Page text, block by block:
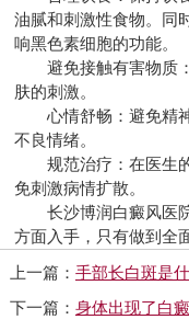
油腻和刺激性食物。同
响黑色素细胞的功能。
避免接触有害物质：
肤的刺激。
心情舒畅：避免精神
不良情绪。
规范治疗：在医生的
免刺激病情扩散。
长沙博润白癜风医
方面入手，只有做到全
上一篇： 手部长白斑是
下一篇： 身体出现了白